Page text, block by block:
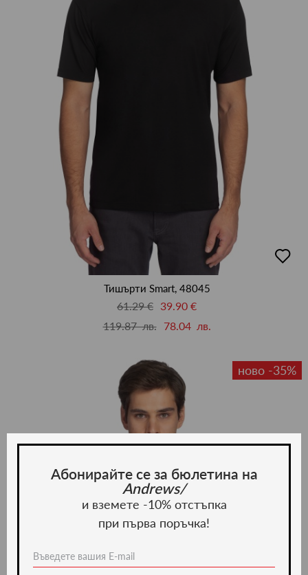
в
Тишърти Smart, 48045
61.29 € 39.90 €
119.87 лв.
78.04 лв.
ново -35%
Абонирайте се за бюлетина на
Andrews/
и вземете -10% отстъпка
при първа поръчка!